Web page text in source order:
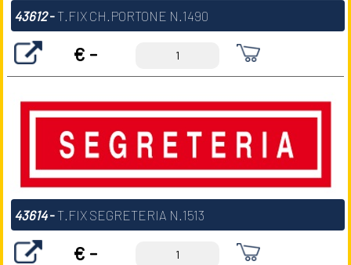
43612- T.FIX CH.PORTONE N.1490
€ -
43614- T.FIX SEGRETERIA N.1513
€ -